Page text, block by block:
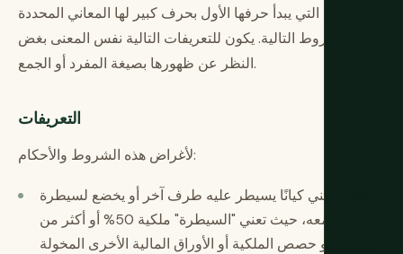
الكلمات التي يبدأ حرفها الأول بحرف كبير لها المعاني المحددة
وفق الشروط التالية. يكون للتعريفات التالية نفس المعنى بغض
النظر عن ظهورها بصيغة المفرد أو الجمع.
التعريفات
لأغراض هذه الشروط والأحكام:
يعني كيانًا يسيطر عليه طرف آخر أو يخضع لسيطرة
مشتركة معه، حيث تعني "السيطرة" ملكية 50% أو أكثر من
الأسهم أو حصص الملكية أو الأوراق المالية الأخرى المخولة